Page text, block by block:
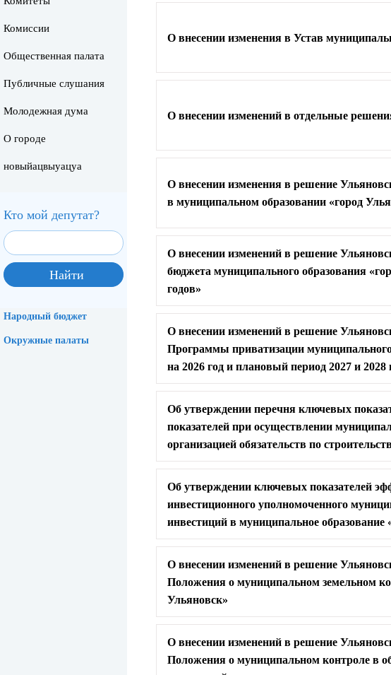
Комиссии
Общественная палата
Публичные слушания
Молодежная дума
О городе
новыйацвыуацуа
Кто мой депутат?
Народный бюджет
Окружные палаты
О внесении изменения в Устав
О внесении изменений в отдельные
О внесении изменения в решение
в муниципальном образовании «город
О внесении изменений в решение
бюджета муниципального образования
годов»
О внесении изменений в решение
Программы приватизации
на 2026 год и плановый период 2027 и 2028
Об утверждении перечня ключевых
показателей при осуществлении
организацией обязательств по
Об утверждении ключевых показателей
инвестиционного уполномоченного
инвестиций в муниципальное образование
О внесении изменений в решение
Положения о муниципальном земельном
Ульяновск»
О внесении изменений в решение
Положения о муниципальном контроле в